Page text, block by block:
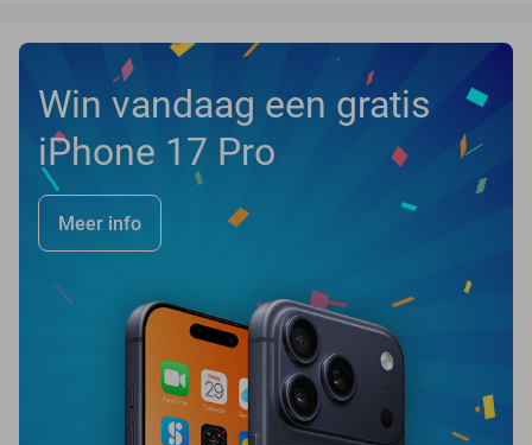
Win vandaag een gratis
iPhone 17 Pro
Meer info